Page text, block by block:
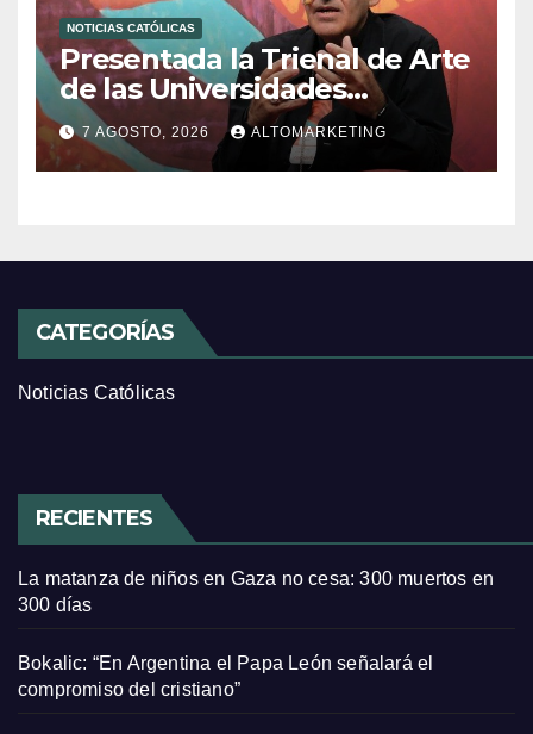
NOTICIAS CATÓLICAS
Presentada la Trienal de Arte
de las Universidades
Católicas: «Exercises in
Empathy»
7 AGOSTO, 2026 ALTOMARKETING
CATEGORÍAS
Noticias Católicas
RECIENTES
La matanza de niños en Gaza no cesa: 300 muertos en
300 días
Bokalic: “En Argentina el Papa León señalará el
compromiso del cristiano”